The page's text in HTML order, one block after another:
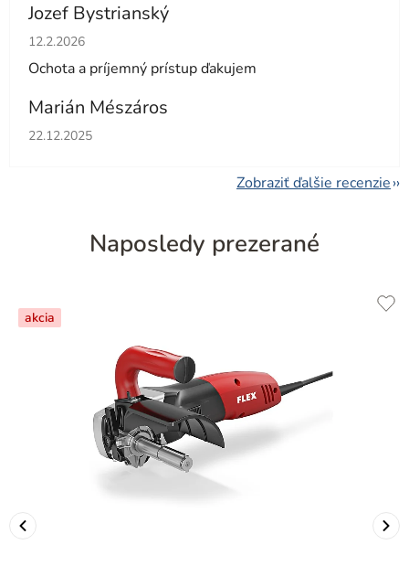
Jozef Bystrianský
Hodnotenie obchodu je 5 z 5 hviezdičiek.
12.2.2026
Ochota a príjemný prístup ďakujem
Marián Mészáros
Hodnotenie obchodu je 5 z 5 hviezdičiek.
22.12.2025
Zobraziť ďalšie recenzie
Naposledy prezerané
akcia